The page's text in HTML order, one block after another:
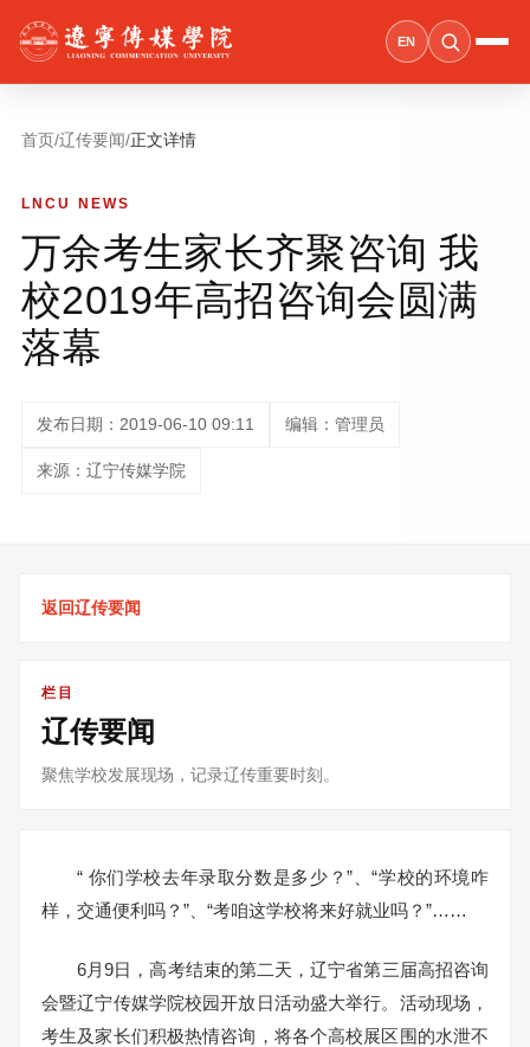
EN
首页/辽传要闻/正文详情
LNCU NEWS
万余考生家长齐聚咨询 我
校2019年高招咨询会圆满
落幕
发布日期：2019-06-10 09:11 编辑：管理员
来源：辽宁传媒学院
返回辽传要闻
栏目
辽传要闻
聚焦学校发展现场，记录辽传重要时刻。
“ 你们学校去年录取分数是多少？”、“学校的环境咋
样，交通便利吗？”、“考咱这学校将来好就业吗？”……
6月9日，高考结束的第二天，辽宁省第三届高招咨询
会暨辽宁传媒学院校园开放日活动盛大举行。活动现场，
考生及家长们积极热情咨询，将各个高校展区围的水泄不